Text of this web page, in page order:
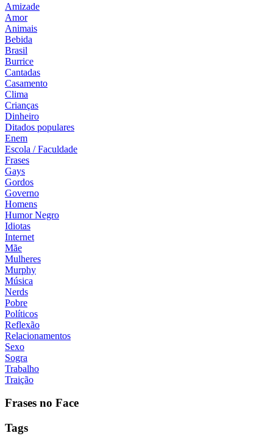
Amizade
Amor
Animais
Bebida
Brasil
Burrice
Cantadas
Casamento
Clima
Crianças
Dinheiro
Ditados populares
Enem
Escola / Faculdade
Frases
Gays
Gordos
Governo
Homens
Humor Negro
Idiotas
Internet
Mãe
Mulheres
Murphy
Música
Nerds
Pobre
Políticos
Reflexão
Relacionamentos
Sexo
Sogra
Trabalho
Traição
Frases no Face
Tags